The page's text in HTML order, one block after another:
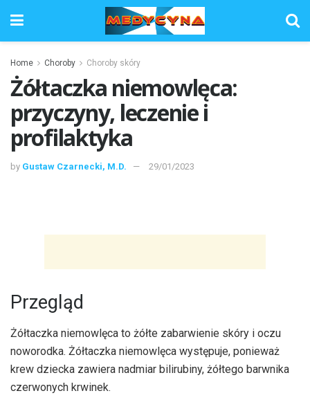
Home Choroby Choroby skóry
Żółtaczka niemowlęca:
przyczyny, leczenie i
profilaktyka
by Gustaw Czarnecki, M.D. 29/01/2023
Przegląd
Żółtaczka niemowlęca to żółte zabarwienie skóry i oczu
noworodka. Żółtaczka niemowlęca występuje, ponieważ
krew dziecka zawiera nadmiar bilirubiny, żółtego barwnika
czerwonych krwinek.